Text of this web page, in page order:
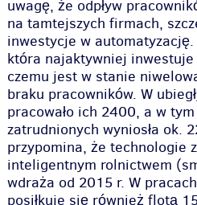
uwagę, że odpływ
na tamtejszych firmach,
inwestycje w
która najaktywniej
czemu jest w stanie
braku pracowników. W
pracowało ich 2400, a w
zatrudnionych wyniosła ok. 2
przypomina, że technologie
inteligentnym rolnictwem
wdraża od 2015 r. W
posiłkuje się również flotą